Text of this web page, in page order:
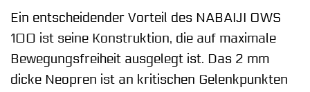
Ein entscheidender Vorteil des NABAIJI OWS
100 ist seine Konstruktion, die auf maximale
Bewegungsfreiheit ausgelegt ist. Das 2 mm
dicke Neopren ist an kritischen Gelenkpunkten